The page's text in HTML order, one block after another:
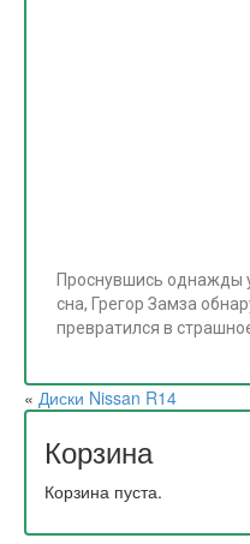
Проснувшись однажды
сна, Грегор Замза
превратился в
« Диски Nissan R14
Корзина
Корзина пуста.